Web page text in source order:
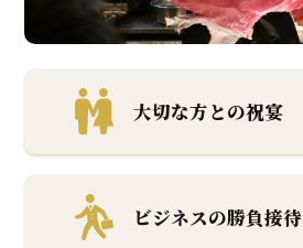
大切な方との祝宴
ビジネスの勝負接待